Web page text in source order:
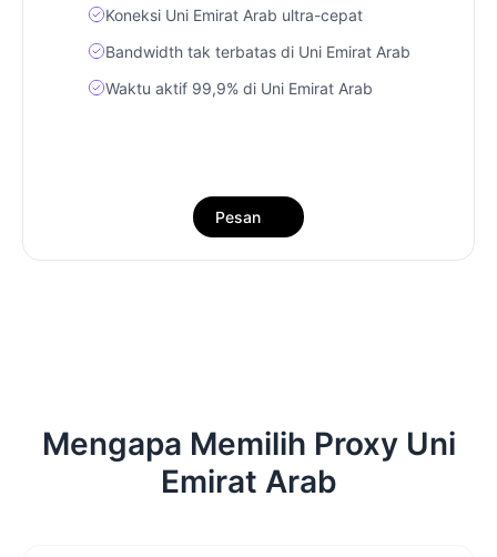
Koneksi Uni Emirat Arab ultra-cepat
Bandwidth tak terbatas di Uni Emirat Arab
Waktu aktif 99,9% di Uni Emirat Arab
Pesan
Mengapa Memilih Proxy Uni
Emirat Arab